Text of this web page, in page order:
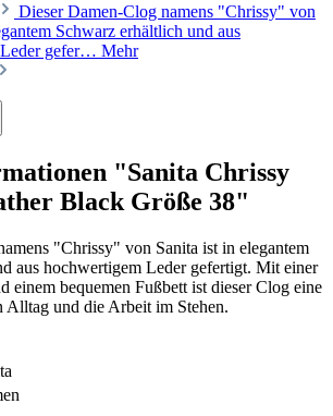
Dieser Damen-Clog namens "Chrissy" von
Schwarz erhältlich und aus
gefer… Mehr
"Sanita Chrissy
Black Größe 38"
"Chrissy" von Sanita ist in elegantem
aus hochwertigem Leder gefertigt. Mit einer
einem bequemen Fußbett ist dieser Clog eine
Alltag und die Arbeit im Stehen.